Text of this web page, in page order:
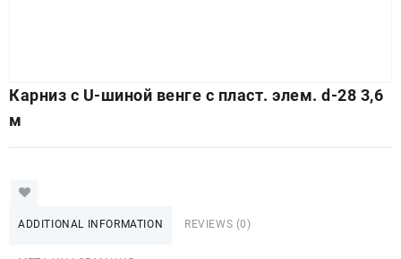
Карниз с U-шиной венге с пласт. элем. d-28 3,6
м
ADDITIONAL INFORMATION REVIEWS (0)